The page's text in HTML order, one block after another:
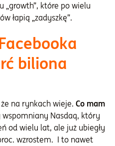
„growth”, które po wielu
łapią „zadyszkę”.
biliona
na rynkach wieje. Co mam
Nasdaq, który
od wielu lat, ale już ubiegły
wzrostem. I to nawet